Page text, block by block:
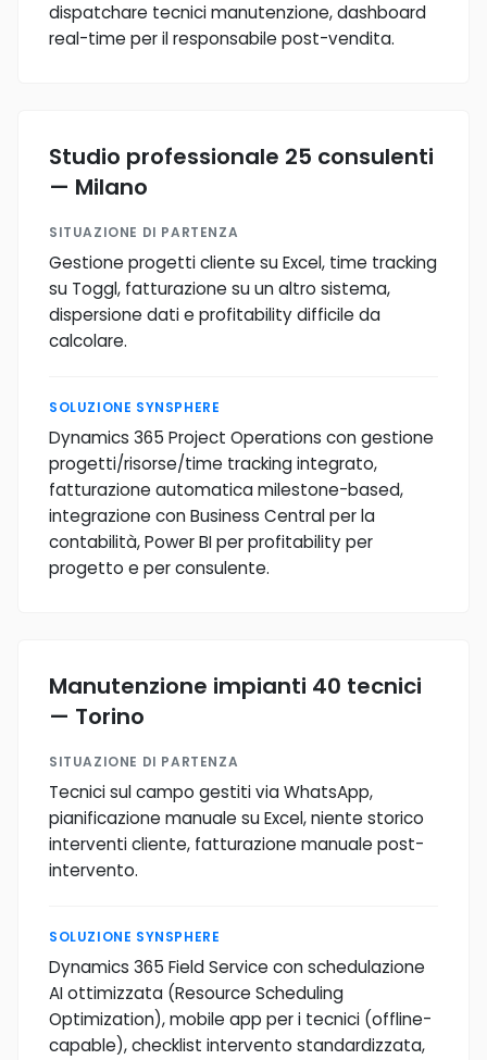
dispatchare tecnici manutenzione, dashboard
real-time per il responsabile post-vendita.
Studio professionale 25 consulenti
— Milano
SITUAZIONE DI PARTENZA
Gestione progetti cliente su Excel, time tracking
su Toggl, fatturazione su un altro sistema,
dispersione dati e profitability difficile da
calcolare.
SOLUZIONE SYNSPHERE
Dynamics 365 Project Operations con gestione
progetti/risorse/time tracking integrato,
fatturazione automatica milestone-based,
integrazione con Business Central per la
contabilità, Power BI per profitability per
progetto e per consulente.
Manutenzione impianti 40 tecnici
— Torino
SITUAZIONE DI PARTENZA
Tecnici sul campo gestiti via WhatsApp,
pianificazione manuale su Excel, niente storico
interventi cliente, fatturazione manuale post-
intervento.
SOLUZIONE SYNSPHERE
Dynamics 365 Field Service con schedulazione
AI ottimizzata (Resource Scheduling
Optimization), mobile app per i tecnici (offline-
capable), checklist intervento standardizzata,